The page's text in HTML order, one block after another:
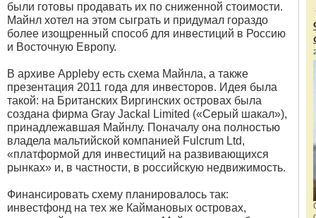
были готовы продавать их по сниженной стоимости.
Майнл хотел на этом сыграть и придумал гораздо
более изощренный способ для инвестиций в Россию
и Восточную Европу.
В архиве Appleby есть схема Майнла, а также
презентация 2011 года для инвесторов. Идея была
такой: на Британских Виргинских островах была
создана фирма Gray Jackal Limited («Серый шакал»),
принадлежавшая Майнлу. Поначалу она полностью
владела мальтийской компанией Fulcrum Ltd,
«платформой для инвестиций на развивающихся
рынках» и, в частности, в российскую недвижимость.
Финансировать схему планировалось так:
инвестфонд на тех же Каймановых островах,